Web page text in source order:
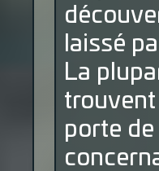
laissé
La
trouvent
porte